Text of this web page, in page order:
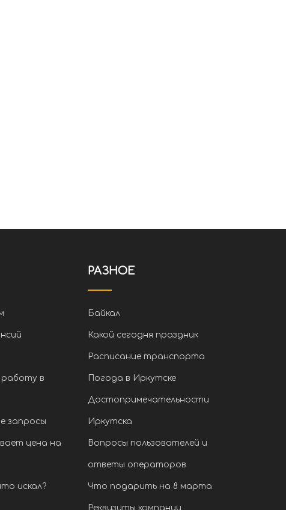
в
запросы
цена на
искал?
РАЗНОЕ
Байкал
Какой сегодня праздник
Расписание транспорта
Погода в Иркутске
Достопримечательности
Иркутска
Вопросы пользователей и
ответы операторов
Что подарить на 8 марта
Реквизиты компании